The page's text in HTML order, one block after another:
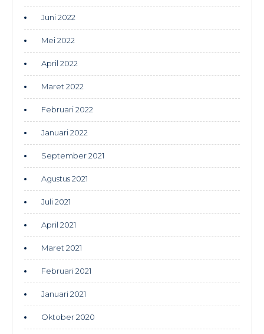
Juni 2022
Mei 2022
April 2022
Maret 2022
Februari 2022
Januari 2022
September 2021
Agustus 2021
Juli 2021
April 2021
Maret 2021
Februari 2021
Januari 2021
Oktober 2020